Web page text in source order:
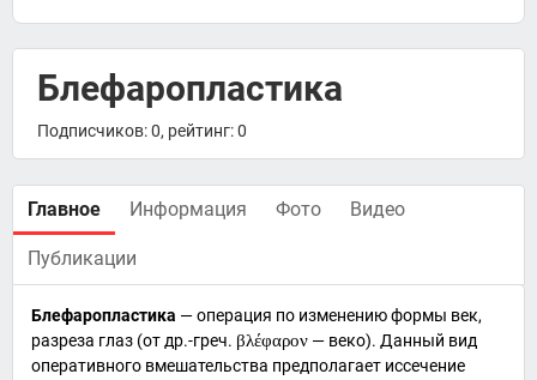
Блефаропластика
Подписчиков: 0, рейтинг: 0
Главное Информация Фото Видео
Публикации
Блефаропластика — операция по изменению формы век,
разреза глаз (от др.-греч. βλέφαρον — веко). Данный вид
оперативного вмешательства предполагает иссечение